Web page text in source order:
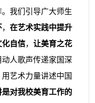
我们引导广大师生
， 在艺术实践中提升
化自信， 让美育之花
人歌声传递家国深
艺术力量讲述中国
是对我校美育工作的